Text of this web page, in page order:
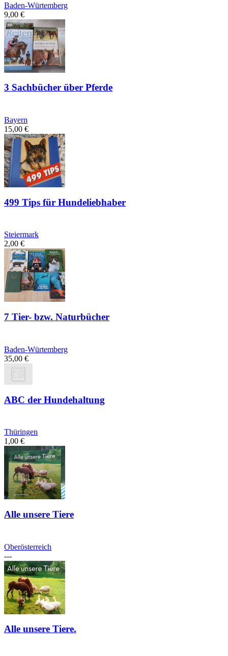
Baden-Würtemberg
9,00 €
3 Sachbücher über Pferde
Bayern
15,00 €
499 Tips für Hundeliebhaber
Steiermark
2,00 €
7 Tier- bzw. Naturbücher
Baden-Würtemberg
35,00 €
ABC der Hundehaltung
Thüringen
1,00 €
Alle unsere Tiere
Oberösterreich
---
Alle unsere Tiere.